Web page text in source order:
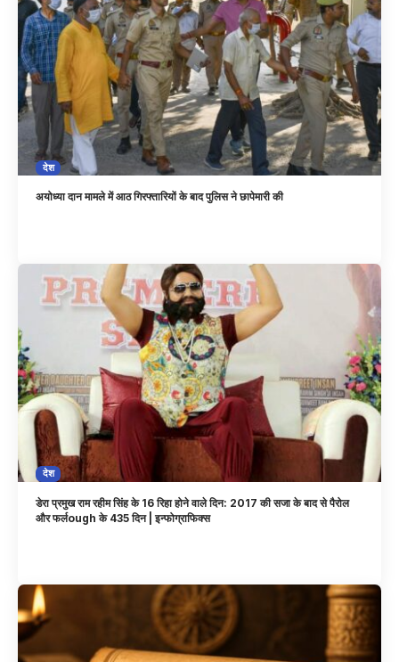
देश
अयोध्या दान मामले में आठ गिरफ्तारियों के बाद पुलिस ने छापेमारी की
देश
डेरा प्रमुख राम रहीम सिंह के 16 रिहा होने वाले दिन: 2017 की सजा के बाद से पैरोल
और फर्लough के 435 दिन | इन्फोग्राफिक्स